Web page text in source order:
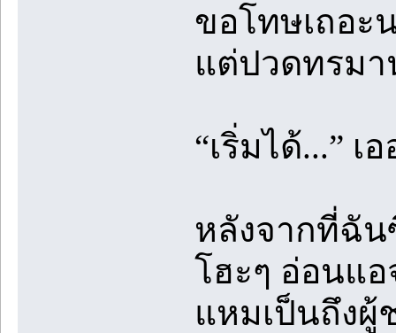
ขอโทษเถอะ
แต่ปวดทรมา
“เริ่มได้...”
หลังจากที่ฉัน
โฮะๆ อ่อนแ
แหมเป็นถึงผู้